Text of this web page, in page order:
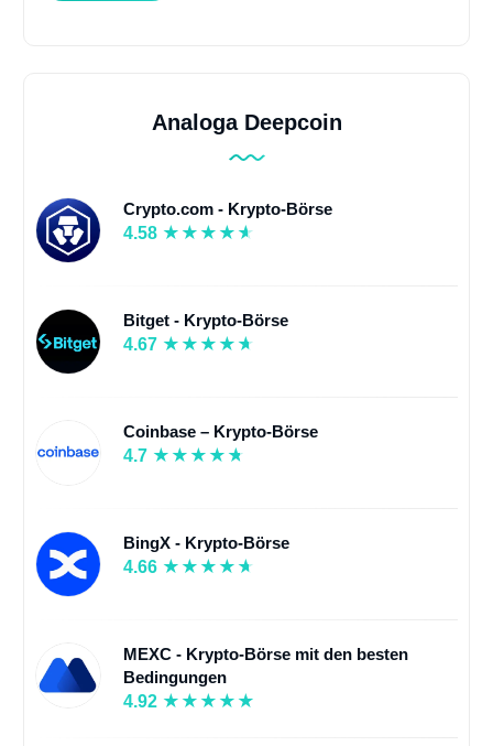
Analoga Deepcoin
Crypto.com - Krypto-Börse
4.58
Bitget - Krypto-Börse
4.67
Coinbase – Krypto-Börse
4.7
BingX - Krypto-Börse
4.66
MEXC - Krypto-Börse mit den besten
Bedingungen
4.92